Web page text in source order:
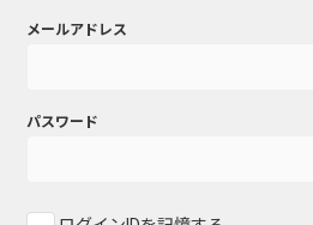
メールアドレス
パスワード